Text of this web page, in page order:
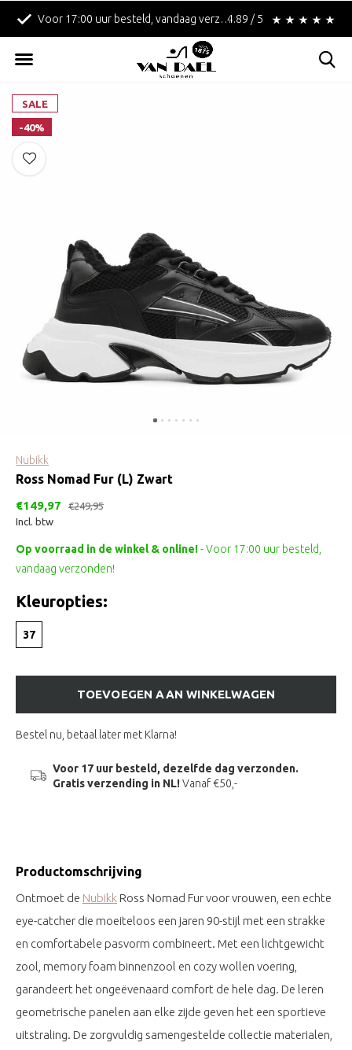
Voor 17:00 uur besteld, vandaag verzonden! Betaal achteraf met
4.89 / 5
SALE
-40%
Nubikk
Ross Nomad Fur (L) Zwart
€149,97
€249,95
Incl. btw
Op voorraad in de winkel & online!- Voor 17:00 uur besteld,
vandaag verzonden!
Kleuropties:
37
TOEVOEGEN AAN WINKELWAGEN
Bestel nu, betaal later met Klarna!
Voor 17 uur besteld, dezelfde dag verzonden.
Gratis verzending in NL!Vanaf €50,-
Productomschrijving
Ontmoet de Nubikk Ross Nomad Fur voor vrouwen, een echte
eye-catcher die moeiteloos een jaren 90-stijl met een strakke
en comfortabele pasvorm combineert. Met een lichtgewicht
zool, memory foam binnenzool en cozy wollen voering,
garandeert het ongeëvenaard comfort de hele dag. De leren
geometrische panelen aan elke zijde geven het een sportieve
uitstraling. De zorgvuldig samengestelde collectie materialen,